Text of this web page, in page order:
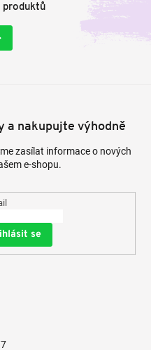
produktů
a nakupujte výhodně
zasílat informace o nových
e-shopu.
se